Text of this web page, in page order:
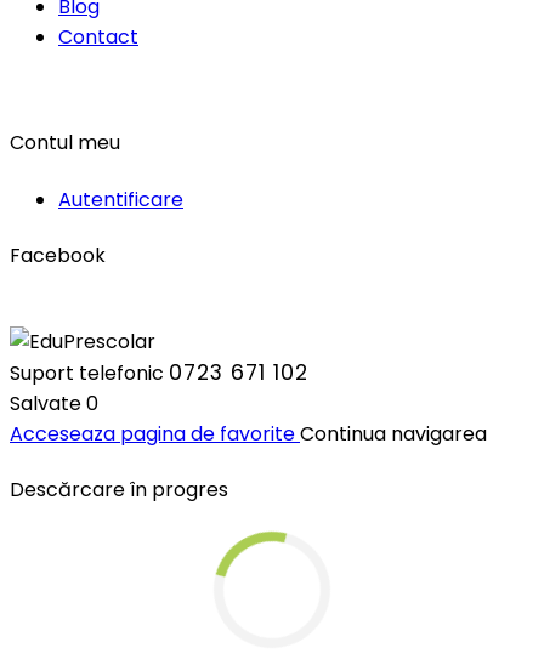
Blog
Contact
Contul meu
Autentificare
Facebook
Suport telefonic 0723 671 102
Salvate0
Acceseaza pagina de favoriteContinua navigarea
Descărcare în progres